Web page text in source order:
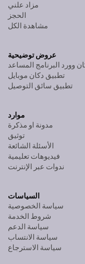
مزاد علني
الحجز
مشاهدة الكل
عروض توضيحية
وورد البرنامج المساعد
تطبيق دكان موبايل
تطبيق سائق التوصيل
موارد
مدونة او مذكرة
توثيق
الأسئلة الشائعة
فيديوهات تعليمية
ندوات عبر الإنترنت
السياسات
سياسة الخصوصية
شروط الخدمة
سياسة الدعم
سياسة الانتساب
سياسة الاسترجاع